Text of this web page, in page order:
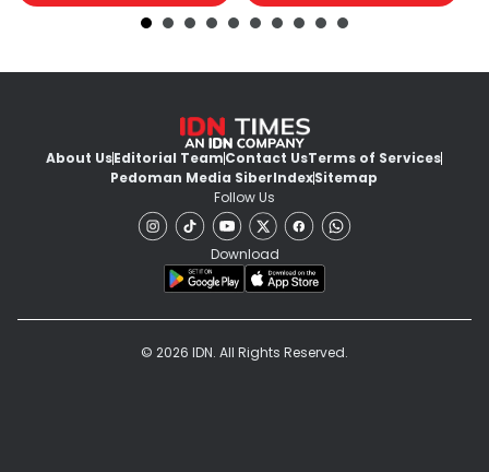
About UsEditorial TeamContact UsTerms of Services
Pedoman Media SiberIndexSitemap
Follow Us
Download
© 2026 IDN. All Rights Reserved.